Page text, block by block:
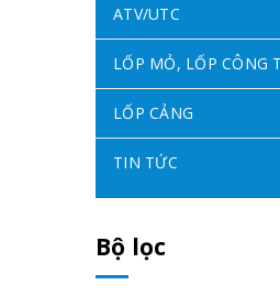
ATV/UTC
LỐP MỎ, LỐP CÔNG
LỐP CẢNG
TIN TỨC
Bộ lọc